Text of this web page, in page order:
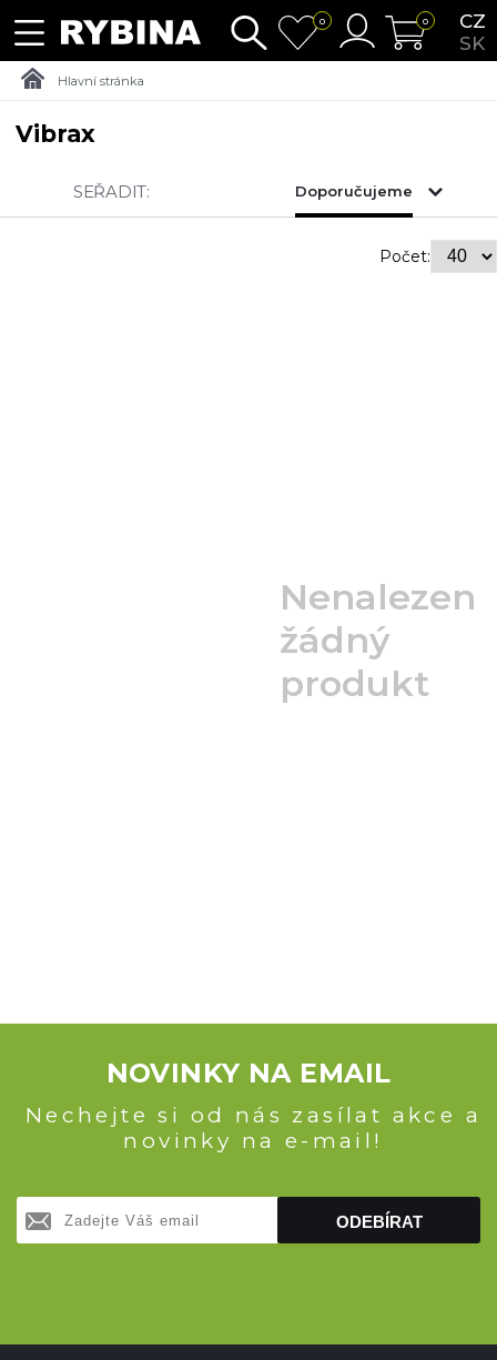
CZ
SK
0 0
Hlavní stránka
Vibrax
SEŘADIT: Doporučujeme
Počet:
Nenalezen
žádný
produkt
NOVINKY NA EMAIL
Nechejte si od nás zasílat akce a
novinky na e-mail!
ODEBÍRAT